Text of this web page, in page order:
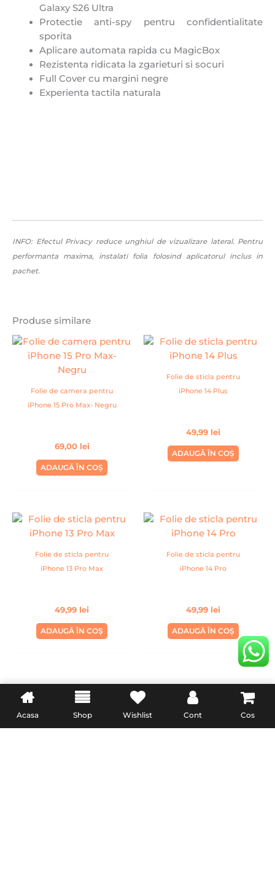
Galaxy S26 Ultra
Protectie anti-spy pentru confidentialitate
sporita
Aplicare automata rapida cu MagicBox
Rezistenta ridicata la zgarieturi si socuri
Full Cover cu margini negre
Experienta tactila naturala
INFO: Efectul Privacy reduce unghiul de vizualizare lateral. Pentru
performanta maxima, instalati folia folosind aplicatorul inclus in
pachet.
Produse similare
Folie de camera pentru
iPhone 15 Pro Max- Negru
69,00 lei
ADAUGĂ ÎN COȘ
Folie de sticla pentru
iPhone 14 Plus
49,99 lei
ADAUGĂ ÎN COȘ
Folie de sticla pentru
iPhone 13 Pro Max
49,99 lei
ADAUGĂ ÎN COȘ
Folie de sticla pentru
iPhone 14 Pro
49,99 lei
ADAUGĂ ÎN COȘ
Acasa Shop Wishlist Cont Cos